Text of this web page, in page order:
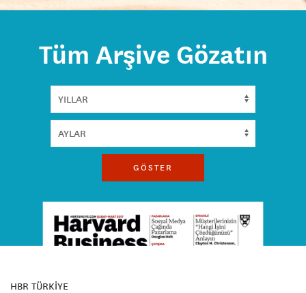
Tüm Arşive Gözatın
GÖSTER
HBR TÜRKİYE